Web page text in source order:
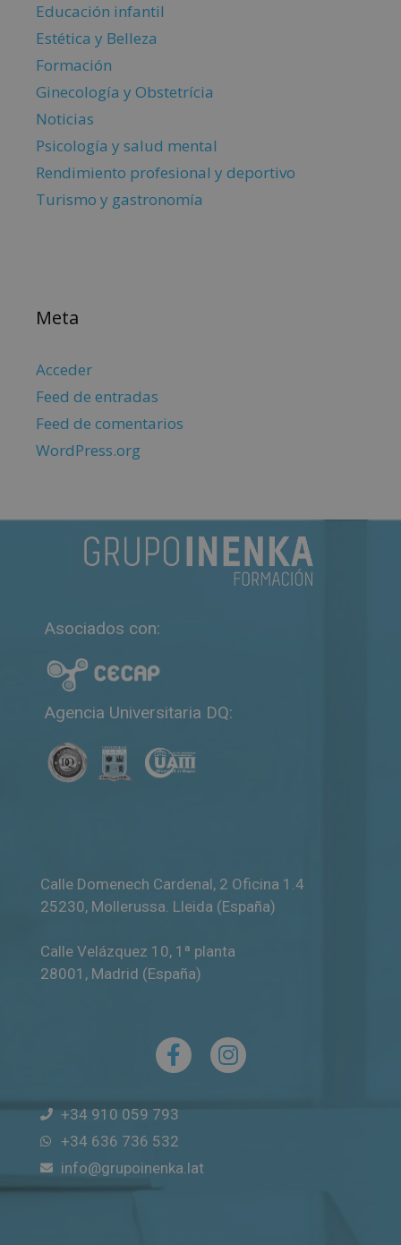
Educación infantil
Estética y Belleza
Formación
Ginecología y Obstetrícia
Noticias
Psicología y salud mental
Rendimiento profesional y deportivo
Turismo y gastronomía
Meta
Acceder
Feed de entradas
Feed de comentarios
WordPress.org
Asociados con:
Agencia Universitaria DQ:
Calle Domenech Cardenal, 2 Oficina 1.4
25230, Mollerussa. Lleida (España)
Calle Velázquez 10, 1ª planta
28001 , Madrid (España)
+34 910 059 793
+34 636 736 532
info@grupoinenka.lat